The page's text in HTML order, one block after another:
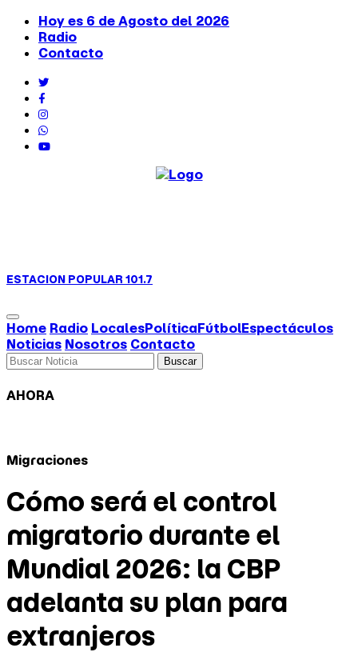
Hoy es 6 de Agosto del 2026
Radio
Contacto
ESTACION POPULAR 101.7
Home Radio LocalesPolíticaFútbolEspectáculos
Noticias Nosotros Contacto
Buscar
AHORA
Migraciones
Cómo será el control
migratorio durante el
Mundial 2026: la CBP
adelanta su plan para
extranjeros